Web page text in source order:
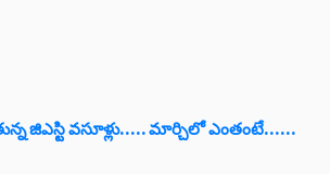
జిఎస్టి వసూళ్లు..... మార్చిలో ఎంతంటే......